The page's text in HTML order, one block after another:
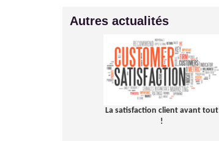
Autres actualités
La satisfaction client avant tout
!